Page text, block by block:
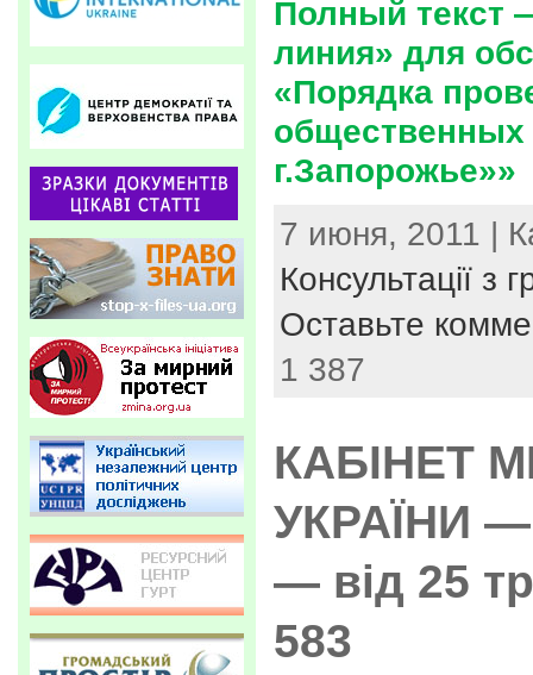
Полный текст
линия» для
«Порядка
г.Запорожье»»
7 июня, 2011 |
Консультації з
Оставьте
1 387
КАБІНЕТ
УКРАЇНИ
— від 25
583